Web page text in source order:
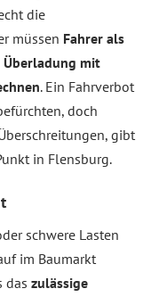
die
müssen Fahrer als
Überladung mit
. Ein Fahrverbot
doch
gibt
in Flensburg.
schwere Lasten
im Baumarkt
das zulässige